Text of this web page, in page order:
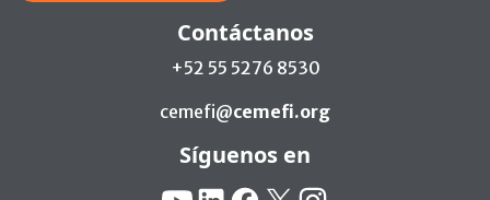
Contáctanos
+52 55 5276 8530
cemefi@cemefi.org
Síguenos en